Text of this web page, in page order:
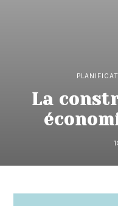
La